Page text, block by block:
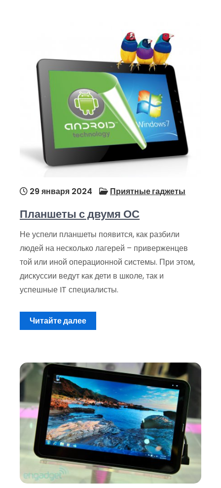
29 января 2024 Приятные гаджеты
Планшеты с двумя ОС
Не успели планшеты появится, как разбили
людей на несколько лагерей – приверженцев
той или иной операционной системы. При этом,
дискуссии ведут как дети в школе, так и
успешные IT специалисты.
Читайте далее